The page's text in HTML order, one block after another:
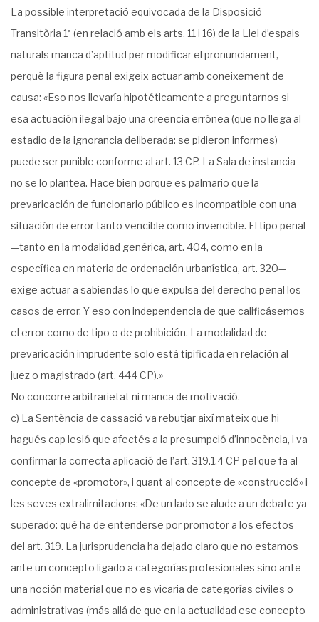
La possible interpretació equivocada de la Disposició
Transitòria 1ª (en relació amb els arts. 11 i 16) de la Llei d’espais
naturals manca d’aptitud per modificar el pronunciament,
perquè la figura penal exigeix actuar amb coneixement de
causa: «Eso nos llevaría hipotéticamente a preguntarnos si
esa actuación ilegal bajo una creencia errónea (que no llega al
estadio de la ignorancia deliberada: se pidieron informes)
puede ser punible conforme al art. 13 CP. La Sala de instancia
no se lo plantea. Hace bien porque es palmario que la
prevaricación de funcionario público es incompatible con una
situación de error tanto vencible como invencible. El tipo penal
—tanto en la modalidad genérica, art. 404, como en la
específica en materia de ordenación urbanística, art. 320—
exige actuar a sabiendas lo que expulsa del derecho penal los
casos de error. Y eso con independencia de que calificásemos
el error como de tipo o de prohibición. La modalidad de
prevaricación imprudente solo está tipificada en relación al
juez o magistrado (art. 444 CP).»
No concorre arbitrarietat ni manca de motivació.
c) La Sentència de cassació va rebutjar així mateix que hi
hagués cap lesió que afectés a la presumpció d’innocència, i va
confirmar la correcta aplicació de l’art. 319.1.4 CP pel que fa al
concepte de «promotor», i quant al concepte de «construcció» i
les seves extralimitacions: «De un lado se alude a un debate ya
superado: qué ha de entenderse por promotor a los efectos
del art. 319. La jurisprudencia ha dejado claro que no estamos
ante un concepto ligado a categorías profesionales sino ante
una noción material que no es vicaria de categorías civiles o
administrativas (más allá de que en la actualidad ese concepto